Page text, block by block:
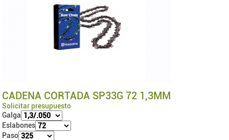
CADENA CORTADA SP33G 72 1,3MM
Solicitar presupuesto
Galga
Eslabones
Paso